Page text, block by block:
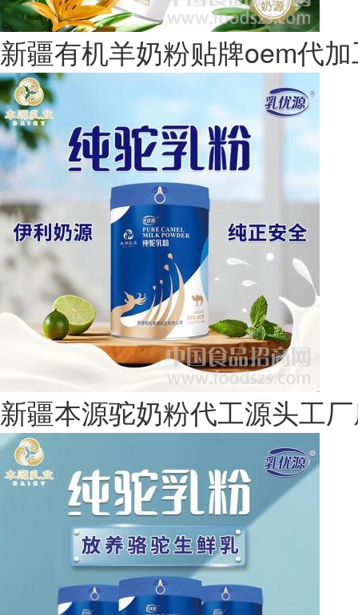
新疆有机羊奶粉贴牌oem代
新疆本源驼奶粉代工源头工